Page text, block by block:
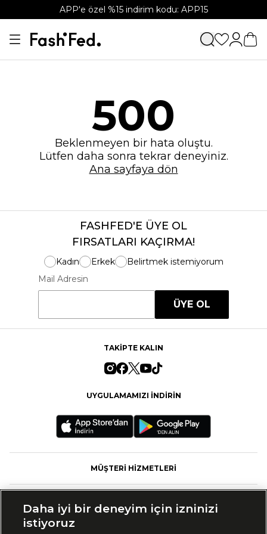
APP'e özel %15 indirim kodu: APP15
500
Beklenmeyen bir hata oluştu.
Lütfen daha sonra tekrar deneyiniz.
Ana sayfaya dön
FASHFED'E ÜYE OL
FIRSATLARI KAÇIRMA!
Kadın Erkek
Belirtmek istemiyorum
Mail Adresin
ÜYE OL
TAKİPTE KALIN
UYGULAMAMIZI İNDİRİN
MÜŞTERİ HİZMETLERİ
Daha iyi bir deneyim için izninizi
istiyoruz